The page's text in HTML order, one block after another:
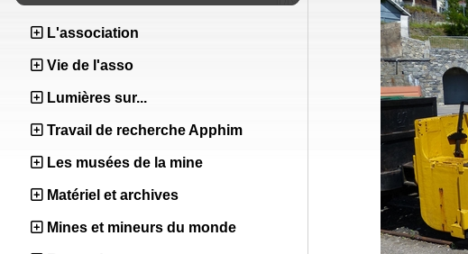
L'association
Vie de l'asso
Lumières sur...
Travail de recherche Apphim
Les musées de la mine
Matériel et archives
Mines et mineurs du monde